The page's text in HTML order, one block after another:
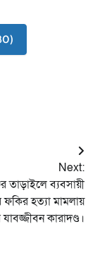
Next:
তাড়াইলে ব্যবসায়ী
হত্যা মামলায়
কারাদণ্ড।